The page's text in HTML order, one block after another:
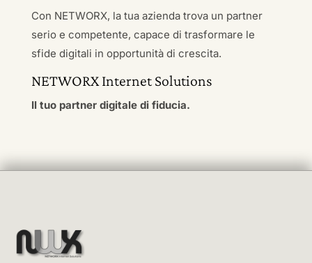
Con NETWORX, la tua azienda trova un partner
serio e competente, capace di trasformare le
sfide digitali in opportunità di crescita.
NETWORX Internet Solutions
Il tuo partner digitale di fiducia.